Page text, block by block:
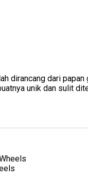
dirancang dari papan
unik dan sulit